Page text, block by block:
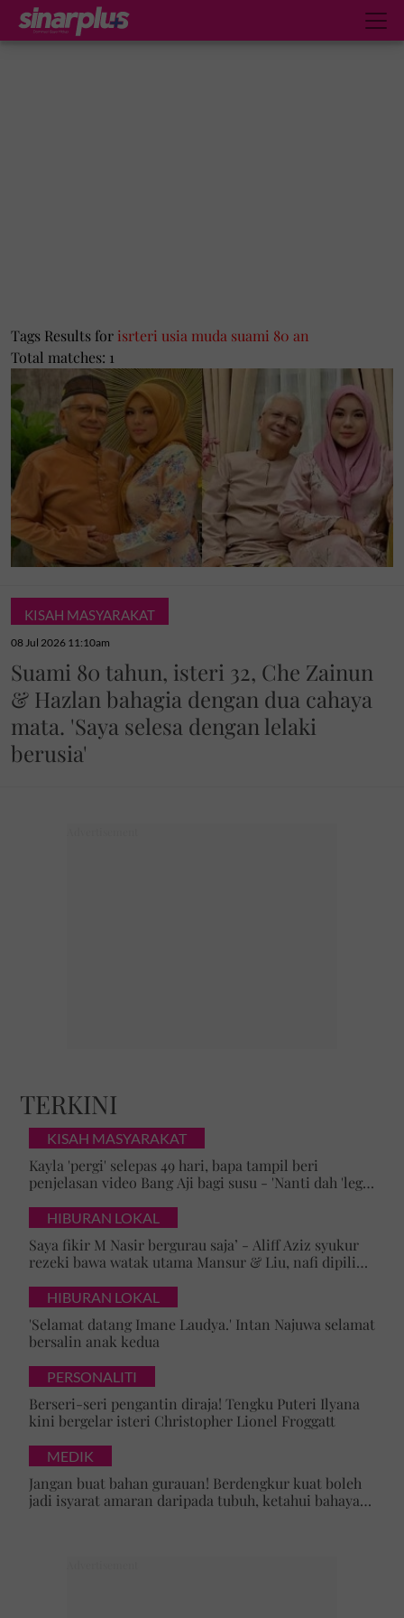
Tags Results for isrteri usia muda suami 80 an
Total matches: 1
KISAH MASYARAKAT
08 Jul 2026 11:10am
Suami 80 tahun, isteri 32, Che Zainun
& Hazlan bahagia dengan dua cahaya
mata. 'Saya selesa dengan lelaki
berusia'
TERKINI
KISAH MASYARAKAT
Kayla 'pergi' selepas 49 hari, bapa tampil beri
penjelasan video Bang Aji bagi susu - 'Nanti dah 'lega',
HIBURAN LOKAL
Saya fikir M Nasir bergurau saja’ - Aliff Aziz syukur
rezeki bawa watak utama Mansur & Liu, nafi dipilih
HIBURAN LOKAL
'Selamat datang Imane Laudya.' Intan Najuwa selamat
bersalin anak kedua
PERSONALITI
Berseri-seri pengantin diraja! Tengku Puteri Ilyana
kini bergelar isteri Christopher Lionel Froggatt
MEDIK
Jangan buat bahan gurauan! Berdengkur kuat boleh
jadi isyarat amaran daripada tubuh, ketahui bahaya